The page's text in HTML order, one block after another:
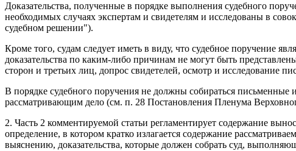
Доказательства, полученные в порядке выполнения судебного
необходимых случаях экспертам и свидетелям и исследованы в
судебном решении").
Кроме того, судам следует иметь в виду, что судебное поручение
доказательства по каким-либо причинам не могут быть
сторон и третьих лиц, допрос свидетелей, осмотр и исследование
В порядке судебного поручения не должны собираться письменные
рассматривающим дело (см. п. 28 Постановления Пленума
2. Часть 2 комментируемой статьи регламентирует содержание
определение, в котором кратко излагается содержание
выяснению, доказательства, которые должен собрать суд,